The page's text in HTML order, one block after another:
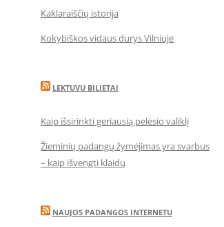
Kaklaraiščių istorija
Kokybiškos vidaus durys Vilniuje
LEKTUVU BILIETAI
Kaip išsirinkti geriausią pelėsio valiklį
Žieminių padangų žymėjimas yra svarbus
– kaip išvengti klaidų
NAUJOS PADANGOS INTERNETU